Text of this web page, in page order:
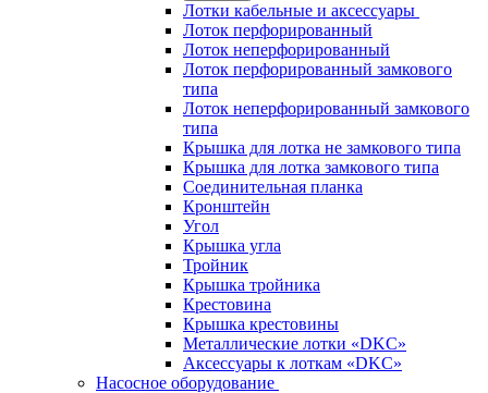
Лотки кабельные и аксессуары
Лоток перфорированный
Лоток неперфорированный
Лоток перфорированный замкового
типа
Лоток неперфорированный замкового
типа
Крышка для лотка не замкового типа
Крышка для лотка замкового типа
Соединительная планка
Кронштейн
Угол
Крышка угла
Тройник
Крышка тройника
Крестовина
Крышка крестовины
Металлические лотки «DKC»
Аксессуары к лоткам «DKC»
Насосное оборудование